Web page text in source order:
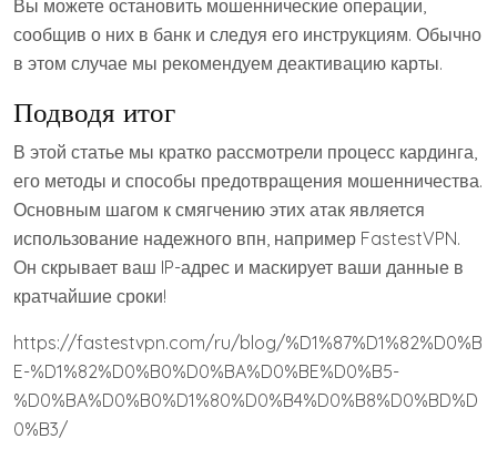
Вы можете остановить мошеннические операции,
сообщив о них в банк и следуя его инструкциям. Обычно
в этом случае мы рекомендуем деактивацию карты.
Подводя итог
В этой статье мы кратко рассмотрели процесс кардинга,
его методы и способы предотвращения мошенничества.
Основным шагом к смягчению этих атак является
использование надежного впн, например FastestVPN.
Он скрывает ваш IP-адрес и маскирует ваши данные в
кратчайшие сроки!
https://fastestvpn.com/ru/blog/%D1%87%D1%82%D0%B
E-%D1%82%D0%B0%D0%BA%D0%BE%D0%B5-
%D0%BA%D0%B0%D1%80%D0%B4%D0%B8%D0%BD%D
0%B3/